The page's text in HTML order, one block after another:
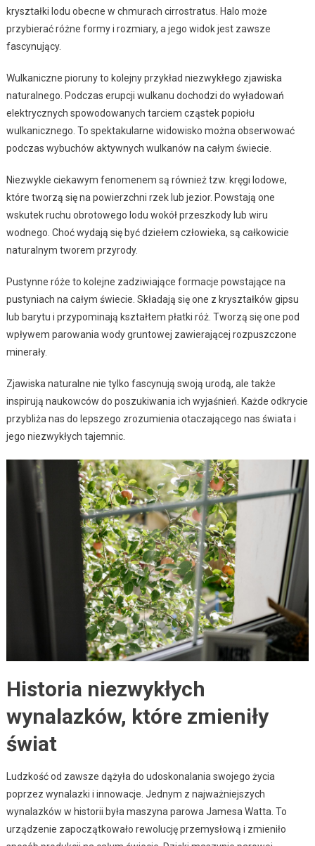
kryształki lodu obecne w chmurach cirrostratus. Halo może
przybierać różne formy i rozmiary, a jego widok jest zawsze
fascynujący.
Wulkaniczne pioruny to kolejny przykład niezwykłego zjawiska
naturalnego. Podczas erupcji wulkanu dochodzi do wyładowań
elektrycznych spowodowanych tarciem cząstek popiołu
wulkanicznego. To spektakularne widowisko można obserwować
podczas wybuchów aktywnych wulkanów na całym świecie.
Niezwykle ciekawym fenomenem są również tzw. kręgi lodowe,
które tworzą się na powierzchni rzek lub jezior. Powstają one
wskutek ruchu obrotowego lodu wokół przeszkody lub wiru
wodnego. Choć wydają się być dziełem człowieka, są całkowicie
naturalnym tworem przyrody.
Pustynne róże to kolejne zadziwiające formacje powstające na
pustyniach na całym świecie. Składają się one z kryształków gipsu
lub barytu i przypominają kształtem płatki róż. Tworzą się one pod
wpływem parowania wody gruntowej zawierającej rozpuszczone
minerały.
Zjawiska naturalne nie tylko fascynują swoją urodą, ale także
inspirują naukowców do poszukiwania ich wyjaśnień. Każde odkrycie
przybliża nas do lepszego zrozumienia otaczającego nas świata i
jego niezwykłych tajemnic.
Historia niezwykłych
wynalazków, które zmieniły
świat
Ludzkość od zawsze dążyła do udoskonalania swojego życia
poprzez wynalazki i innowacje. Jednym z najważniejszych
wynalazków w historii była maszyna parowa Jamesa Watta. To
urządzenie zapoczątkowało rewolucję przemysłową i zmieniło